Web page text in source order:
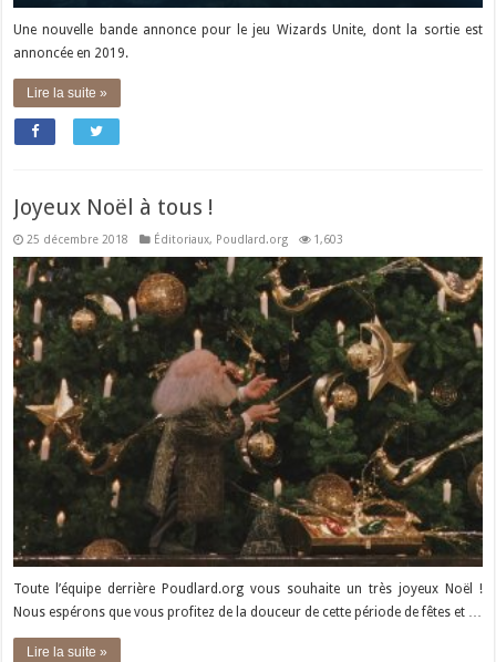
Une nouvelle bande annonce pour le jeu Wizards Unite, dont la sortie est
annoncée en 2019.
Lire la suite »
Joyeux Noël à tous !
25 décembre 2018 Éditoriaux, Poudlard.org 1,603
Toute l’équipe derrière Poudlard.org vous souhaite un très joyeux Noël !
Nous espérons que vous profitez de la douceur de cette période de fêtes et …
Lire la suite »